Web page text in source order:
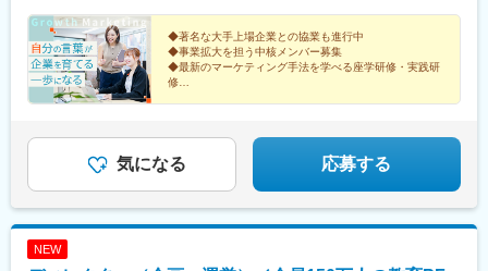
十三駅、天神橋筋六丁目駅、三ノ宮駅、神戸駅(兵庫県)、明石駅、
姫路駅、西宮北口駅、尼崎駅(東海道本線)、住吉駅(兵庫県・東海
道)、垂水駅、川西能勢口駅、武庫之荘駅、新長田駅、宝塚駅、甲
子園駅、芦屋駅(東海道本線)、鈴蘭台駅、須磨駅、兵庫駅、西飾磨
駅、御着駅、西二見駅、京口駅、手柄駅、元町駅(兵庫県)、西明石
駅、舞子駅、今津駅(兵庫県)、魚崎駅、武庫川駅、烏丸御池駅、四
条駅(京都市営)、山科駅、京都河原町駅、桂駅、長岡京駅、丹波橋
駅、祇園四条駅、出町柳駅、向島駅、三室戸駅、京都駅、西大路
駅、桂川駅(京都府)、北大路駅、二条駅、奈良駅、学園前駅(奈良
県)、大和八木駅、生駒駅、大和西大寺駅、高の原駅、札幌駅、す
◆著名な大手上場企業との協業も進行中
◆事業拡大を担う中核メンバー募集
◆最新のマーケティング手法を学べる座学研修・実践研
修
気になる 応募する
NEW